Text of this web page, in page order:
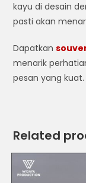
kayu di desain
pasti akan
Dapatkan
menarik
pesan yang kuat.
Related